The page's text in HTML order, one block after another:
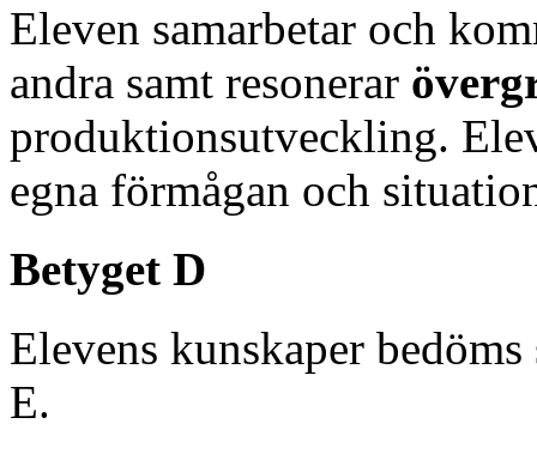
Eleven samarbetar och
andra samt resonerar
produktionsutveckling.
egna förmågan och
Betyget D
Elevens kunskaper
E.